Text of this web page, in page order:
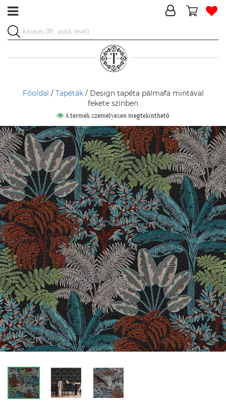
Főoldal / Tapéták/ Design tapéta pálmafa mintával
fekete színben
A termék személyesen megtekinthető